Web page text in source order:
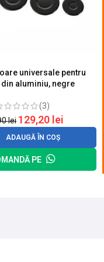
universale pentru
aluminiu, negre
(3)
lei 129,20 lei
ADAUGĂ ÎN COȘ
PE